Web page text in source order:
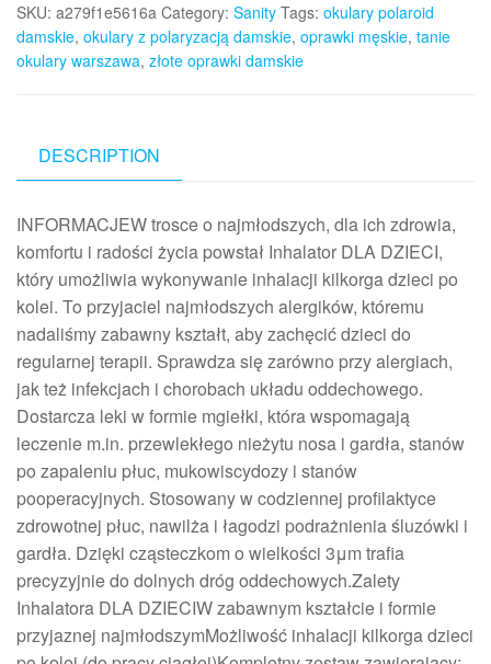
SKU: a279f1e5616a Category: Sanity Tags: okulary polaroid
damskie, okulary z polaryzacją damskie, oprawki męskie, tanie
okulary warszawa, złote oprawki damskie
DESCRIPTION
INFORMACJEW trosce o najmłodszych, dla ich zdrowia,
komfortu i radości życia powstał Inhalator DLA DZIECI,
który umożliwia wykonywanie inhalacji kilkorga dzieci po
kolei. To przyjaciel najmłodszych alergików, któremu
nadaliśmy zabawny kształt, aby zachęcić dzieci do
regularnej terapii. Sprawdza się zarówno przy alergiach,
jak też infekcjach i chorobach układu oddechowego.
Dostarcza leki w formie mgiełki, która wspomagają
leczenie m.in. przewlekłego nieżytu nosa i gardła, stanów
po zapaleniu płuc, mukowiscydozy i stanów
pooperacyjnych. Stosowany w codziennej profilaktyce
zdrowotnej płuc, nawilża i łagodzi podrażnienia śluzówki i
gardła. Dzięki cząsteczkom o wielkości 3μm trafia
precyzyjnie do dolnych dróg oddechowych.Zalety
Inhalatora DLA DZIECIW zabawnym kształcie i formie
przyjaznej najmłodszymMożliwość inhalacji kilkorga dzieci